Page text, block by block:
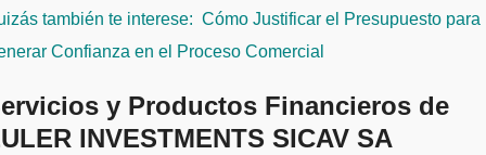
también te interese: Cómo Justificar el Presupuesto para
Confianza en el Proceso Comercial
y Productos Financieros de
INVESTMENTS SICAV SA